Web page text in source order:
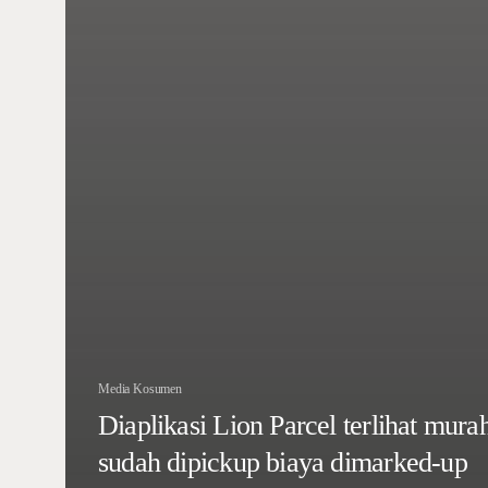
Media Kosumen
Diaplikasi Lion Parcel terlihat
sudah dipickup biaya dimarked-up